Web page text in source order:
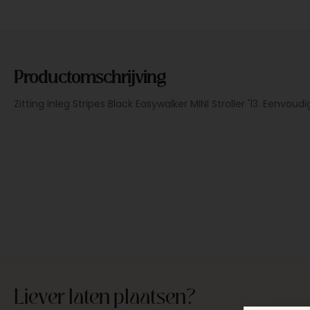
Productomschrijving
Zitting inleg Stripes Black Easywalker MINI Stroller '13.
Liever laten plaatsen?